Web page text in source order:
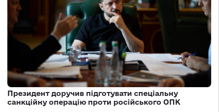
Президент доручив підготувати спеціальну
санкційну операцію проти російського ОПК